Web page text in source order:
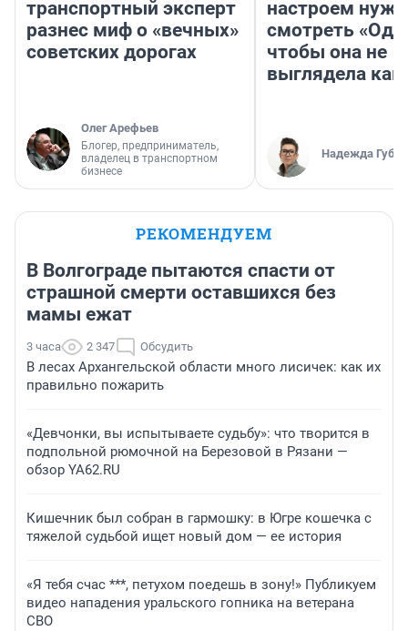
транспортный эксперт
разнес миф о «вечных»
советских дорогах
Олег Арефьев
Блогер, предприниматель,
владелец в транспортном
бизнесе
настроем
смотреть
чтобы она не
выглядела как
Надежда
РЕКОМЕНДУЕМ
В Волгограде пытаются спасти от
страшной смерти оставшихся без
мамы ежат
3 часа 2 347 Обсудить
В лесах Архангельской области много лисичек: как их
правильно пожарить
«Девчонки, вы испытываете судьбу»: что творится в
подпольной рюмочной на Березовой в Рязани —
обзор YA62.RU
Кишечник был собран в гармошку: в Югре кошечка с
тяжелой судьбой ищет новый дом — ее история
«Я тебя счас ***, петухом поедешь в зону!» Публикуем
видео нападения уральского гопника на ветерана
СВО